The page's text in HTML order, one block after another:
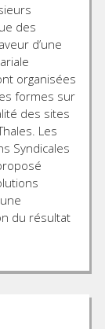
des
d’une
organisées
formes sur
des sites
Les
Syndicales
du résultat